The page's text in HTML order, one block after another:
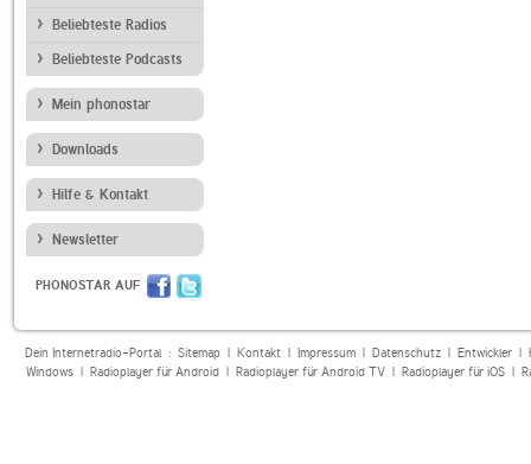
Beliebteste Radios
Beliebteste Podcasts
Mein phonostar
Downloads
Hilfe & Kontakt
Newsletter
PHONOSTAR AUF
Dein Internetradio-Portal : Sitemap| Kontakt| Impressum| Datenschutz| Entwickler|
Windows| Radioplayer für Android| Radioplayer für Android TV| Radioplayer für iOS|